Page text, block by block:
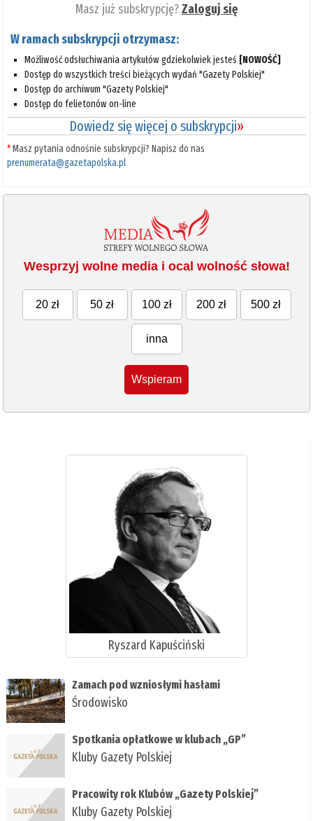
Masz już subskrypcję?Zaloguj się
W ramach subskrypcji otrzymasz:
Możliwość odsłuchiwania artykułów gdziekolwiek jesteś [NOWOŚĆ]
Dostęp do wszystkich treści bieżących wydań "Gazety Polskiej"
Dostęp do archiwum "Gazety Polskiej"
Dostęp do felietonów on-line
Dowiedz się więcej o subskrypcji»
*Masz pytania odnośnie subskrypcji? Napisz do nas
prenumerata@gazetapolska.pl
Wesprzyj wolne media i ocal wolność słowa!
20 zł 50 zł 100 zł 200 zł 500 zł
inna
Wspieram
Ryszard Kapuściński
Zamach pod wzniosłymi hasłami
Środowisko
Spotkania opłatkowe w klubach „GP”
Kluby Gazety Polskiej
Pracowity rok Klubów „Gazety Polskiej”
Kluby Gazety Polskiej